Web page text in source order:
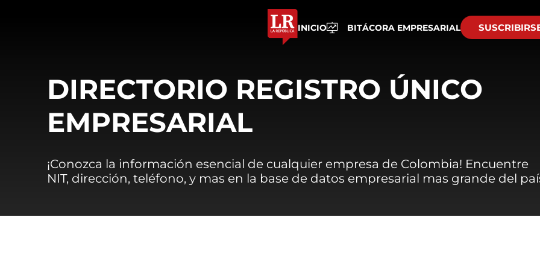
INICIO BITÁCORA EMPRESARIAL
DIRECTORIO REGISTRO ÚNICO
EMPRESARIAL
¡Conozca la información esencial de cualquier empresa de Colombia! Encuentre
NIT, dirección, teléfono, y mas en la base de datos empresarial mas grande del